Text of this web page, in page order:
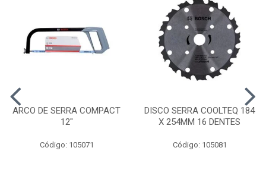
ARCO DE SERRA COMPACT
12"
Código: 105071
DISCO SERRA COOLTEQ 184
X 254MM 16 DENTES
Código: 105081